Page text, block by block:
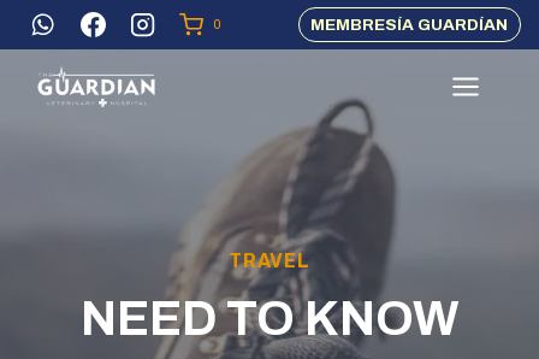
Skip
to
content
0 MEMBRESÍA GUARDÍAN
TRAVEL
NEED TO KNOW